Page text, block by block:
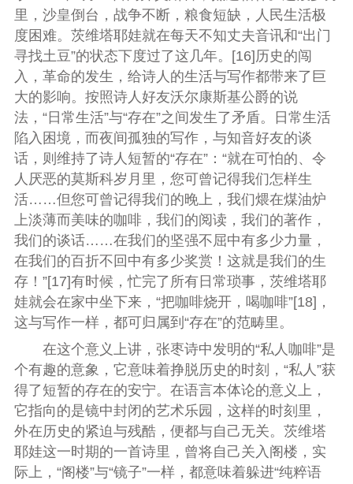
里，沙皇倒台，战争不断，粮食短缺，人民生活极
度困难。茨维塔耶娃就在每天不知丈夫音讯和“出门
寻找土豆”的状态下度过了这几年。[16]历史的闯
入，革命的发生，给诗人的生活与写作都带来了巨
大的影响。按照诗人好友沃尔康斯基公爵的说
法，“日常生活”与“存在”之间发生了矛盾。日常生活
陷入困境，而夜间孤独的写作，与知音好友的谈
话，则维持了诗人短暂的“存在”：“就在可怕的、令
人厌恶的莫斯科岁月里，您可曾记得我们怎样生
活……但您可曾记得我们的晚上，我们煨在煤油炉
上淡薄而美味的咖啡，我们的阅读，我们的著作，
我们的谈话……在我们的坚强不屈中有多少力量，
在我们的百折不回中有多少奖赏！这就是我们的生
存！”[17]有时候，忙完了所有日常琐事，茨维塔耶
娃就会在家中坐下来，“把咖啡烧开，喝咖啡”[18]，
这与写作一样，都可归属到“存在”的范畴里。
在这个意义上讲，张枣诗中发明的“私人咖啡”是
个有趣的意象，它意味着挣脱历史的时刻，“私人”获
得了短暂的存在的安宁。在语言本体论的意义上，
它指向的是镜中封闭的艺术乐园，这样的时刻里，
外在历史的紧迫与残酷，便都与自己无关。茨维塔
耶娃这一时期的一首诗里，曾将自己关入阁楼，实
际上，“阁楼”与“镜子”一样，都意味着躲进“纯粹语